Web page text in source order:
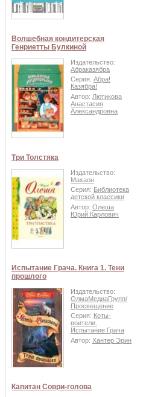
Волшебная кондитерская
Генриетты Булкиной
Издательство:
Абраказябра
Серия: Абра!
Казябра!
Автор: Лютикова
Анастасия
Александровна
Три Толстяка
Издательство:
Махаон
Серия: Библиотека
детской классики
Автор: Олеша
Юрий Карлович
Испытание Грача. Книга 1. Тени
прошлого
Издательство:
ОлмаМедиаГрупп/
Просвещение
Серия: Коты-
воители.
Испытание Грача
Автор: Хантер Эрин
Капитан Соври-голова